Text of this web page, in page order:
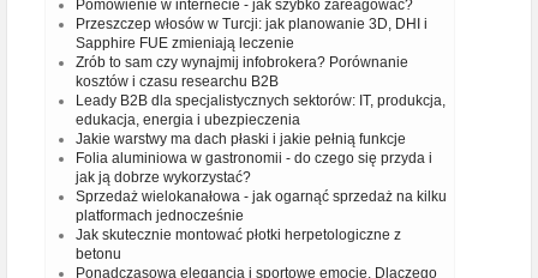
Pomówienie w internecie - jak szybko zareagować?
Przeszczep włosów w Turcji: jak planowanie 3D, DHI i
Sapphire FUE zmieniają leczenie
Zrób to sam czy wynajmij infobrokera? Porównanie
kosztów i czasu researchu B2B
Leady B2B dla specjalistycznych sektorów: IT, produkcja,
edukacja, energia i ubezpieczenia
Jakie warstwy ma dach płaski i jakie pełnią funkcje
Folia aluminiowa w gastronomii - do czego się przyda i
jak ją dobrze wykorzystać?
Sprzedaż wielokanałowa - jak ogarnąć sprzedaż na kilku
platformach jednocześnie
Jak skutecznie montować płotki herpetologiczne z
betonu
Ponadczasowa elegancja i sportowe emocje. Dlaczego